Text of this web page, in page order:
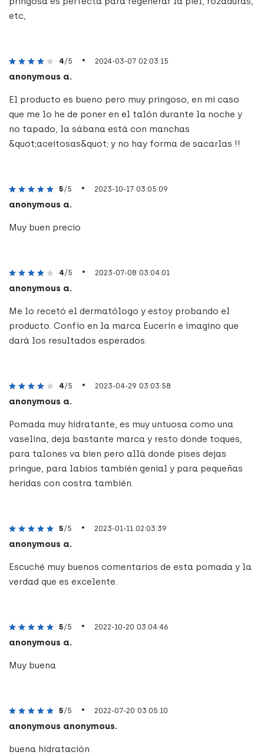
etc,
4/5 • 2024-03-07 02:03:15
anonymous a.
El producto es bueno pero muy pringoso, en mi caso
que me lo he de poner en el talón durante la noche y
no tapado, la sábana está con manchas
&quot;aceitosas&quot; y no hay forma de sacarlas !!
5/5 • 2023-10-17 03:05:09
anonymous a.
Muy buen precio
4/5 • 2023-07-08 03:04:01
anonymous a.
Me lo recetó el dermatólogo y estoy probando el
producto. Confío en la marca Eucerín e imagino que
dará los resultados esperados.
4/5 • 2023-04-29 03:03:58
anonymous a.
Pomada muy hidratante, es muy untuosa como una
vaselina, deja bastante marca y resto donde toques,
para talones va bien pero allá donde pises dejas
pringue, para labios también genial y para pequeñas
heridas con costra también.
5/5 • 2023-01-11 02:03:39
anonymous a.
Escuché muy buenos comentarios de esta pomada y la
verdad que es excelente.
5/5 • 2022-10-20 03:04:46
anonymous a.
Muy buena
5/5 • 2022-07-20 03:05:10
anonymous anonymous.
buena hidratación